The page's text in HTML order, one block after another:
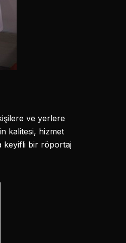
ve yerlere
kalitesi, hizmet
keyifli bir röportaj